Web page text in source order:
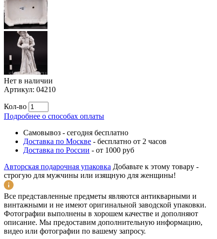
Нет в наличии
Артикул: 04210
Кол-во
Подробнее о способах оплаты
Самовывоз - сегодня бесплатно
Доставка по Москве - бесплатно от 2 часов
Доставка по России - от 1000 руб
Авторская подарочная упаковка Добавьте к этому товару -
строгую для мужчины или изящную для женщины!
Все представленные предметы являются антикварными и
винтажными и не имеют оригинальной заводской упаковки.
Фотографии выполнены в хорошем качестве и дополняют
описание. Мы предоставим дополнительную информацию,
видео или фотографии по вашему запросу.